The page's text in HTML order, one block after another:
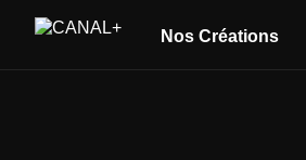
Nos Créations